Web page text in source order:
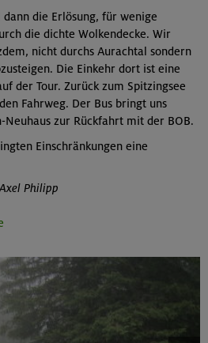
die Erlösung, für wenige
die dichte Wolkendecke. Wir
nicht durchs Aurachtal sondern
Die Einkehr dort ist eine
der Tour. Zurück zum Spitzingsee
Fahrweg. Der Bus bringt uns
Neuhaus zur Rückfahrt mit der BOB.
Einschränkungen eine
Philipp